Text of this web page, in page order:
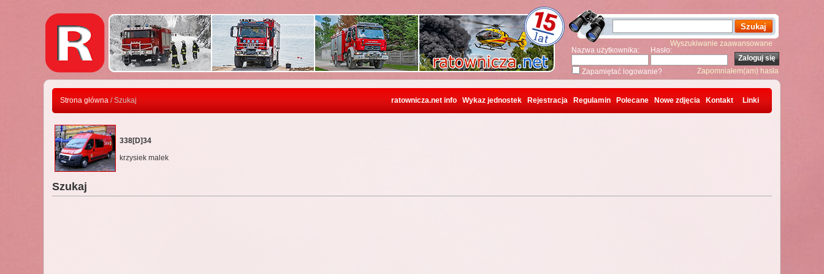
Wyszukiwanie zaawansowane
Nazwa użytkownika:
Hasło:
Zapamiętać logowanie? Zapomniałem(am) hasła
Strona główna / Szukaj ratownicza.net info Wykaz jednostek Rejestracja Regulamin Polecane Nowe zdjęcia Kontakt Linki
338[D]34
krzysiek malek
Szukaj